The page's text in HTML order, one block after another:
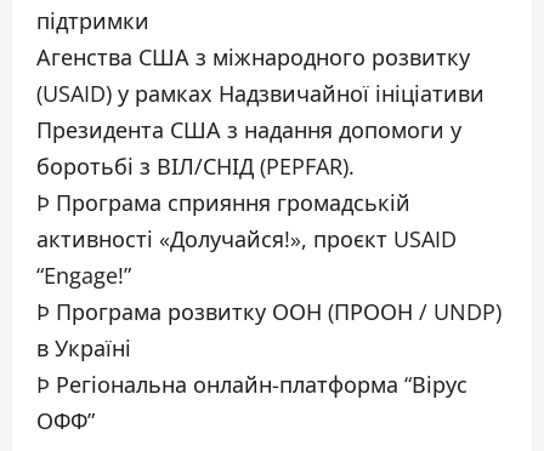
підтримки
Агенства США з міжнародного розвитку
(USAID) у рамках Надзвичайної ініціативи
Президента США з надання допомоги у
боротьбі з ВІЛ/СНІД (PEPFAR).
Þ Програма сприяння громадській
активності «Долучайся!», проєкт USAID
“Engage!”
Þ Програма розвитку ООН (ПРООН / UNDP)
в Україні
Þ Регіональна онлайн-платформа “Вірус
ОФФ”